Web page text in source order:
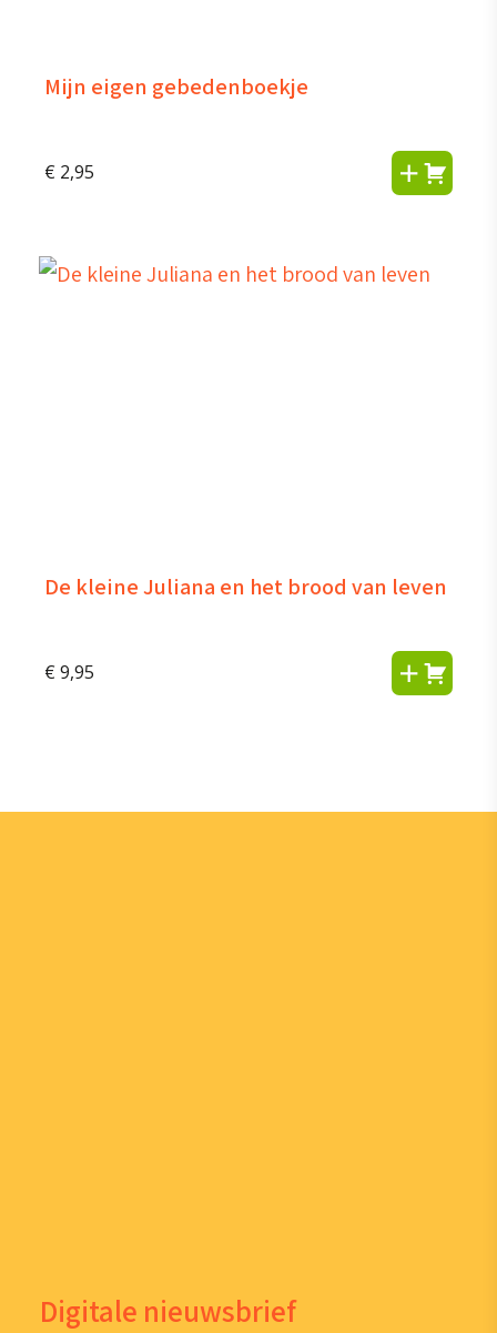
Mijn eigen gebedenboekje
€ 2,95
De kleine Juliana en het brood van leven
€ 9,95
Digitale nieuwsbrief